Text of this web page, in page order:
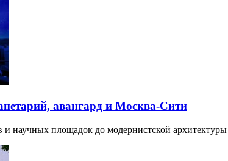
авангард и Москва-Сити
и научных площадок до модернистской